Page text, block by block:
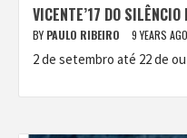
VICENTE’17 DO
BY PAULO RIBEIRO 9 YEARS AGO
2 de setembro até 22 de